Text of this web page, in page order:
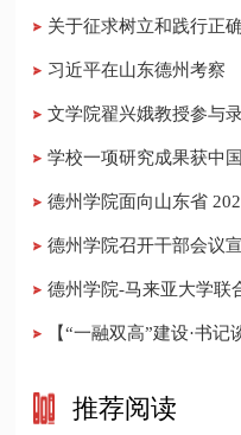
习近平在山东德州考察
​文学院翟兴娥教授参与录制德州交通音乐频道《科
学校一项研究成果获中国产学研合作促进会科技创
德州学院面向山东省
​德州学院召开干部会议宣布省委关于学校领导班子
德州学院-马来亚大学联
推荐阅读